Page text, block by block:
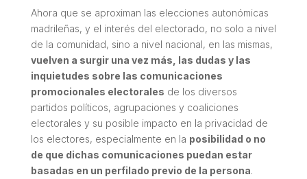
Ahora que se aproximan las elecciones autonómicas
madrileñas, y el interés del electorado, no solo a nivel
de la comunidad, sino a nivel nacional, en las mismas,
vuelven a surgir una vez más, las dudas y las
inquietudes sobre las comunicaciones
promocionales electorales de los diversos
partidos políticos, agrupaciones y coaliciones
electorales y su posible impacto en la privacidad de
los electores, especialmente en la posibilidad o no
de que dichas comunicaciones puedan estar
basadas en un perfilado previo de la persona.